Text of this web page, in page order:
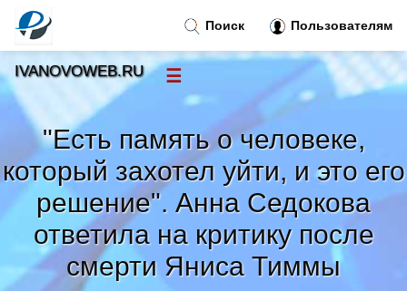
"Есть память о человеке,
который захотел уйти, и это его
решение". Анна Седокова
ответила на критику после
смерти Яниса Тиммы
Поиск Пользователям
IVANOVOWEB.RU ☰
Тренды новостей »
Рубрики»
Правила »